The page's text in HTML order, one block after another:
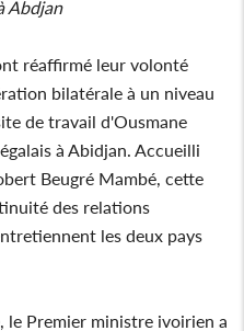
Abdjan
réaffirmé leur volonté
bilatérale à un niveau
de travail d'Ousmane
à Abidjan. Accueilli
Beugré Mambé, cette
des relations
les deux pays
le Premier ministre ivoirien a